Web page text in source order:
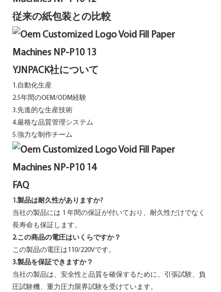
従来の紙包装との比較
YJNPACK社について
1.自動化生産
2.5年間のOEM/ODM経験
3.先進的な生産技術
4.厳格な品質管理システム
5.強力な制作チーム
FAQ
1.製品は耐久性がありますか?
当社の製品には 1 年間の保証が付いており、耐久性だけでなく
長寿命も保証します。
2.この商品の電圧はいくらですか？
この製品の電圧は110/220Vです。
3.製品を保証できますか？
当社の製品は、安全性と品質を確保するために、引張試験、負
圧試験機、重力圧力限界試験を受けています。